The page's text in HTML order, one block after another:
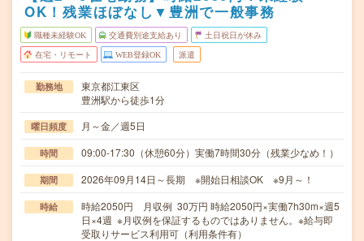
OK！残業ほぼなし▼豊洲で一般事務
職種未経験OK 交通費別途支給あり 土日祝日が休み
在宅・リモート WEB登録OK 派遣
勤務地
東京都江東区
豊洲駅から徒歩1分
曜日頻度 月～金／週5日
時間 09:00-17:30（休憩60分）実働7時間30分（残業少なめ！）
期間 2026年09月14日～長期 ※開始日相談OK ※9月～！
時給
時給2050円 月収例 30万円 時給2050円×実働7h30m×週5
日×4週 ※月収例を保証するものではありません。※給与即
受取りサービス利用可（利用条件有）